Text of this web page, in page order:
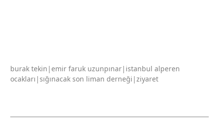
burak tekin|emir faruk uzunpınar|istanbul alperen
ocakları|sığınacak son liman derneği|ziyaret